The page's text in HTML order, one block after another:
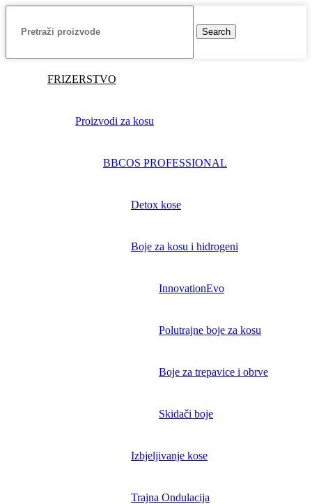
Search
FRIZERSTVO
Proizvodi za kosu
BBCOS PROFESSIONAL
Detox kose
Boje za kosu i hidrogeni
InnovationEvo
Polutrajne boje za kosu
Boje za trepavice i obrve
Skidači boje
Izbjeljivanje kose
Trajna Ondulacija